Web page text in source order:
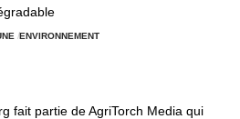
ENVIRONNEMENT
fait partie de AgriTorch Media qui